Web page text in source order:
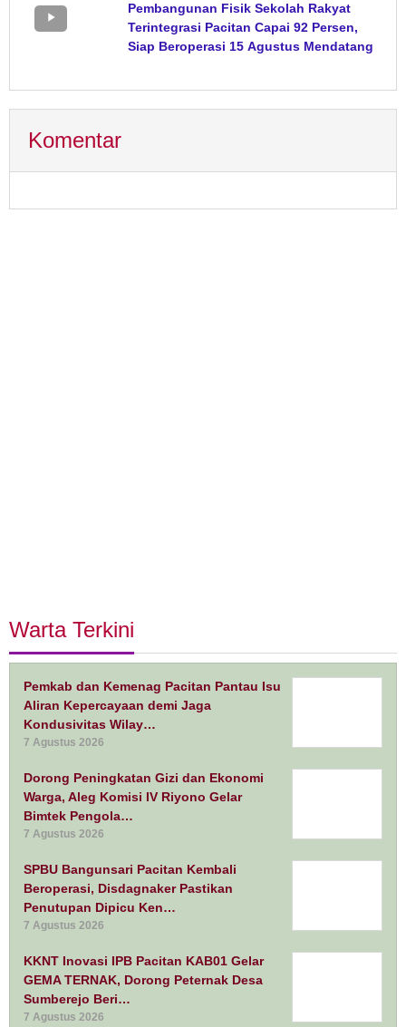
Pembangunan Fisik Sekolah Rakyat
Terintegrasi Pacitan Capai 92 Persen,
Siap Beroperasi 15 Agustus Mendatang
Komentar
Warta Terkini
Pemkab dan Kemenag Pacitan Pantau Isu
Aliran Kepercayaan demi Jaga
Kondusivitas Wilay…
7 Agustus 2026
Dorong Peningkatan Gizi dan Ekonomi
Warga, Aleg Komisi IV Riyono Gelar
Bimtek Pengola…
7 Agustus 2026
SPBU Bangunsari Pacitan Kembali
Beroperasi, Disdagnaker Pastikan
Penutupan Dipicu Ken…
7 Agustus 2026
KKNT Inovasi IPB Pacitan KAB01 Gelar
GEMA TERNAK, Dorong Peternak Desa
Sumberejo Beri…
7 Agustus 2026